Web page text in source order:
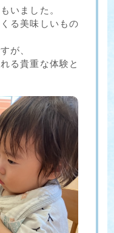
いました。
る美味しいもの
が、
る貴重な体験と